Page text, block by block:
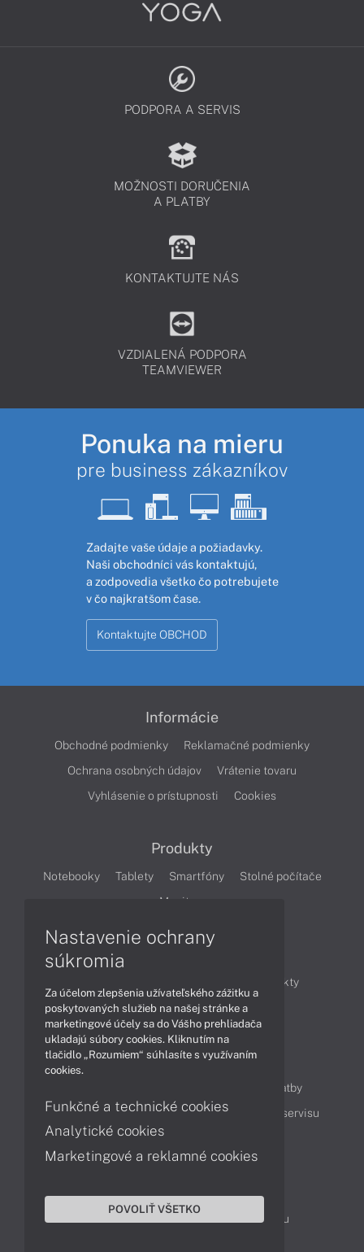
PODPORA A SERVIS
MOŽNOSTI DORUČENIA
A PLATBY
KONTAKTUJTE NÁS
VZDIALENÁ PODPORA
TEAMVIEWER
Ponuka na mieru
pre business zákazníkov
Zadajte vaše údaje a požiadavky.
Naši obchodníci vás kontaktujú,
a zodpovedia všetko čo potrebujete
v čo najkratšom čase.
Kontaktujte OBCHOD
Informácie
Obchodné podmienky
Reklamačné podmienky
Ochrana osobných údajov
Vrátenie tovaru
Vyhlásenie o prístupnosti
Cookies
Produkty
Notebooky Tablety Smartfóny
Stolné počítače
Monitory
Produkty
Technológie
Videá
Obsah
Možnosti doručenia a platby
Podpora a servis
Servisné služby Cenník servisu
Kontakty
043 4224 771
Obchodné oddelenie
Reklamácia tovaru
Nastavenie ochrany
súkromia
Za účelom zlepšenia užívateľského zážitku a
poskytovaných služieb na našej stránke a
marketingové účely sa do Vášho prehliadača
ukladajú súbory cookies. Kliknutím na
tlačidlo „Rozumiem“ súhlasíte s využívaním
cookies.
Funkčné a technické cookies
Analytické cookies
Marketingové a reklamné cookies
POVOLIŤ VŠETKO